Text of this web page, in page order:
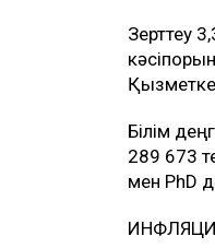
Зерттеу
Білім
289 673
мен PhD